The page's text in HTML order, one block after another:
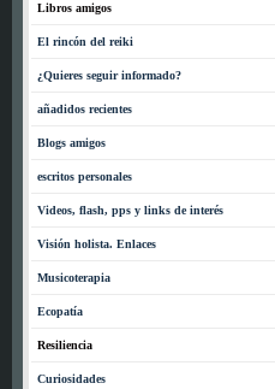
Libros amigos
El rincón del reiki
¿Quieres seguir informado?
añadidos recientes
Blogs amigos
escritos personales
Videos, flash, pps y links de interés
Visión holista. Enlaces
Musicoterapia
Ecopatía
Resiliencia
Curiosidades